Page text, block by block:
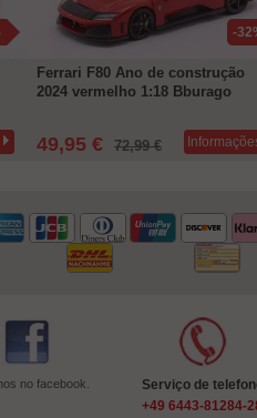
-
Ferrari F80 Ano de construção
2024 vermelho 1:18 Bburago
49,95 € 72,99 €
no facebook.
Serviço de
+49 6443-81284-